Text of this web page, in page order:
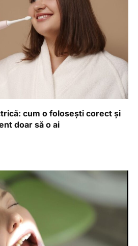
cum o folosești corect și
doar să o ai